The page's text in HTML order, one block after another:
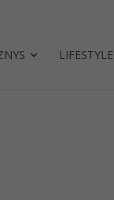
LIFESTYLE